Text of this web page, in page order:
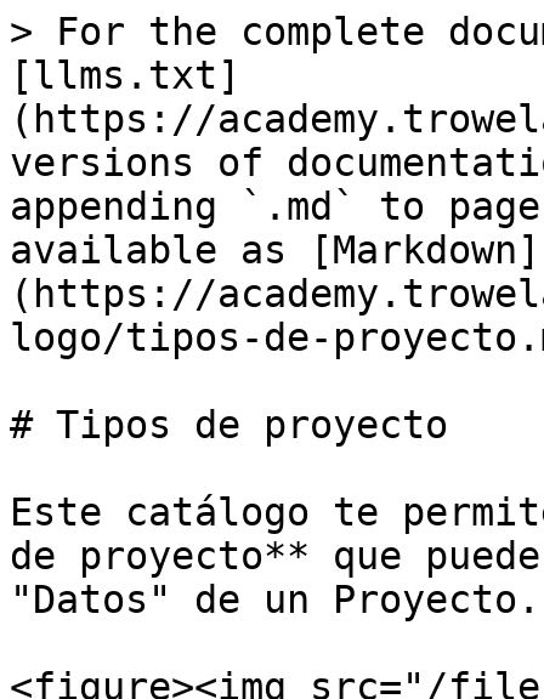
> For the complete
[llms.txt]
(https://
versions of
appending `.md` to
available as [Markdown]
(https://
logo/tipos-de-
# Tipos de proyecto
Este catálogo te
de proyecto** que
"Datos" de un Proyecto.
<figure><img src="/files/